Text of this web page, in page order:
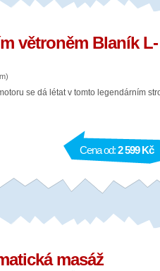
větroněm Blaník L-
se dá létat v tomto legendárním
Cena od:2 599 Kč
masáž